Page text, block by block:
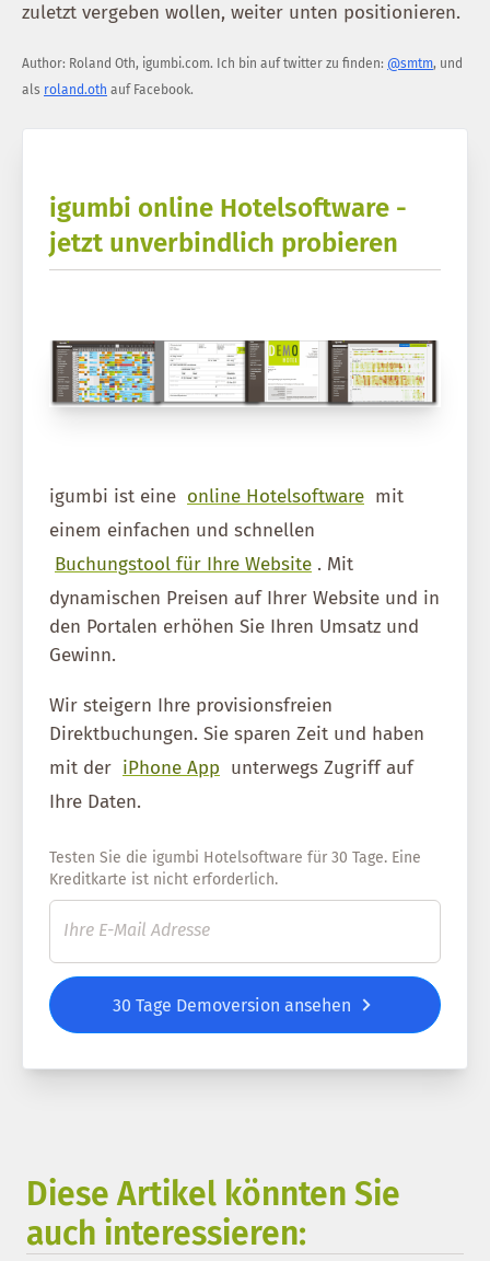
zuletzt vergeben wollen, weiter unten positionieren.
Author: Roland Oth, igumbi.com. Ich bin auf twitter zu finden: @smtm, und
als roland.oth auf Facebook.
igumbi online Hotelsoftware -
jetzt unverbindlich probieren
igumbi ist eine online Hotelsoftware mit
einem einfachen und schnellen
Buchungstool für Ihre Website . Mit
dynamischen Preisen auf Ihrer Website und in
den Portalen erhöhen Sie Ihren Umsatz und
Gewinn.
Wir steigern Ihre provisionsfreien
Direktbuchungen. Sie sparen Zeit und haben
mit der iPhone App unterwegs Zugriff auf
Ihre Daten.
Testen Sie die igumbi Hotelsoftware für 30 Tage. Eine
Kreditkarte ist nicht erforderlich.
30 Tage Demoversion ansehen
Diese Artikel könnten Sie
auch interessieren: